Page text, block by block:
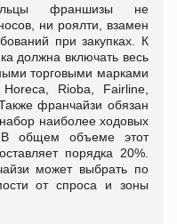
франшизы не
ни роялти, взамен
при закупках. К
должна включать весь
торговыми марками
Rioba, Fairline,
франчайзи обязан
наиболее ходовых
В общем объеме этот
порядка 20%.
может выбрать по
от спроса и зоны